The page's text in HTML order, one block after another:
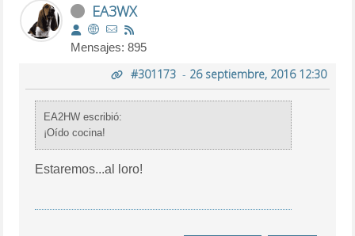
EA3WX
Mensajes: 895
#301173- 26 septiembre, 2016 12:30
EA2HW escribió:
¡Oído cocina!
Estaremos...al loro!